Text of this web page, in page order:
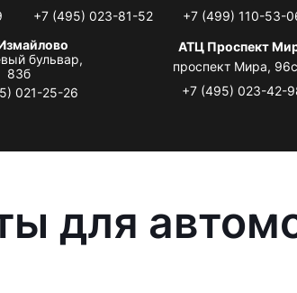
+7 (495) 023-81-52
+7 (499) 110-53-
бульвар,
83б
021-25-26
АТЦ Проспект
проспект Мира,
+7 (495) 023-42-
для